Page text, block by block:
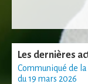
Les dernières
Communiqué de
du 19 mars 2026